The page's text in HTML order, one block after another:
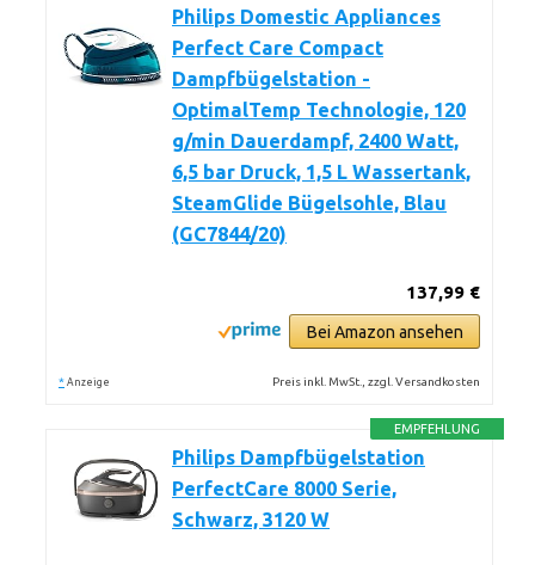
Philips Domestic Appliances
Perfect Care Compact
Dampfbügelstation -
OptimalTemp Technologie, 120
g/min Dauerdampf, 2400 Watt,
6,5 bar Druck, 1,5 L Wassertank,
SteamGlide Bügelsohle, Blau
(GC7844/20)
137,99 €
Bei Amazon ansehen
* Anzeige Preis inkl. MwSt., zzgl. Versandkosten
EMPFEHLUNG
Philips Dampfbügelstation
PerfectCare 8000 Serie,
Schwarz, 3120 W